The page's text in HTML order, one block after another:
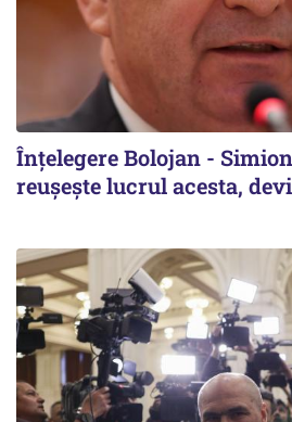
Înțelegere Bolojan -
reușește lucrul acesta,